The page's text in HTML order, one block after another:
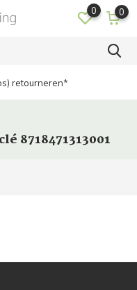
0 0
retourneren*
8718471313001